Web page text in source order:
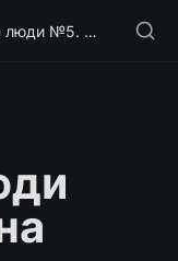
Классные люди №5. Екатерина Соломеина